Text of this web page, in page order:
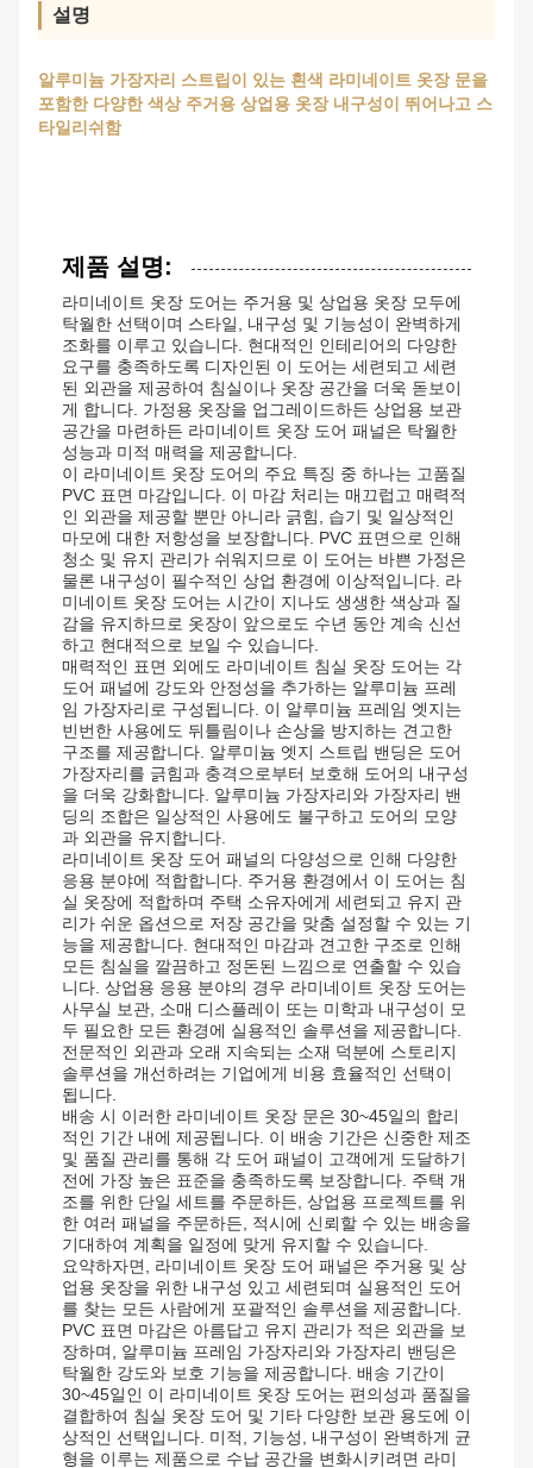
설명
알루미늄 가장자리 스트립이 있는 흰색 라미네이트 옷장 문을
포함한 다양한 색상 주거용 상업용 옷장 내구성이 뛰어나고 스
타일리쉬함
제품 설명:
라미네이트 옷장 도어는 주거용 및 상업용 옷장 모두에
탁월한 선택이며 스타일, 내구성 및 기능성이 완벽하게
조화를 이루고 있습니다. 현대적인 인테리어의 다양한
요구를 충족하도록 디자인된 이 도어는 세련되고 세련
된 외관을 제공하여 침실이나 옷장 공간을 더욱 돋보이
게 합니다. 가정용 옷장을 업그레이드하든 상업용 보관
공간을 마련하든 라미네이트 옷장 도어 패널은 탁월한
성능과 미적 매력을 제공합니다.
이 라미네이트 옷장 도어의 주요 특징 중 하나는 고품질
PVC 표면 마감입니다. 이 마감 처리는 매끄럽고 매력적
인 외관을 제공할 뿐만 아니라 긁힘, 습기 및 일상적인
마모에 대한 저항성을 보장합니다. PVC 표면으로 인해
청소 및 유지 관리가 쉬워지므로 이 도어는 바쁜 가정은
물론 내구성이 필수적인 상업 환경에 이상적입니다. 라
미네이트 옷장 도어는 시간이 지나도 생생한 색상과 질
감을 유지하므로 옷장이 앞으로도 수년 동안 계속 신선
하고 현대적으로 보일 수 있습니다.
매력적인 표면 외에도 라미네이트 침실 옷장 도어는 각
도어 패널에 강도와 안정성을 추가하는 알루미늄 프레
임 가장자리로 구성됩니다. 이 알루미늄 프레임 엣지는
빈번한 사용에도 뒤틀림이나 손상을 방지하는 견고한
구조를 제공합니다. 알루미늄 엣지 스트립 밴딩은 도어
가장자리를 긁힘과 충격으로부터 보호해 도어의 내구성
을 더욱 강화합니다. 알루미늄 가장자리와 가장자리 밴
딩의 조합은 일상적인 사용에도 불구하고 도어의 모양
과 외관을 유지합니다.
라미네이트 옷장 도어 패널의 다양성으로 인해 다양한
응용 분야에 적합합니다. 주거용 환경에서 이 도어는 침
실 옷장에 적합하며 주택 소유자에게 세련되고 유지 관
리가 쉬운 옵션으로 저장 공간을 맞춤 설정할 수 있는 기
능을 제공합니다. 현대적인 마감과 견고한 구조로 인해
모든 침실을 깔끔하고 정돈된 느낌으로 연출할 수 있습
니다. 상업용 응용 분야의 경우 라미네이트 옷장 도어는
사무실 보관, 소매 디스플레이 또는 미학과 내구성이 모
두 필요한 모든 환경에 실용적인 솔루션을 제공합니다.
전문적인 외관과 오래 지속되는 소재 덕분에 스토리지
솔루션을 개선하려는 기업에게 비용 효율적인 선택이
됩니다.
배송 시 이러한 라미네이트 옷장 문은 30~45일의 합리
적인 기간 내에 제공됩니다. 이 배송 기간은 신중한 제조
및 품질 관리를 통해 각 도어 패널이 고객에게 도달하기
전에 가장 높은 표준을 충족하도록 보장합니다. 주택 개
조를 위한 단일 세트를 주문하든, 상업용 프로젝트를 위
한 여러 패널을 주문하든, 적시에 신뢰할 수 있는 배송을
기대하여 계획을 일정에 맞게 유지할 수 있습니다.
요약하자면, 라미네이트 옷장 도어 패널은 주거용 및 상
업용 옷장을 위한 내구성 있고 세련되며 실용적인 도어
를 찾는 모든 사람에게 포괄적인 솔루션을 제공합니다.
PVC 표면 마감은 아름답고 유지 관리가 적은 외관을 보
장하며, 알루미늄 프레임 가장자리와 가장자리 밴딩은
탁월한 강도와 보호 기능을 제공합니다. 배송 기간이
30~45일인 이 라미네이트 옷장 도어는 편의성과 품질을
결합하여 침실 옷장 도어 및 기타 다양한 보관 용도에 이
상적인 선택입니다. 미적, 기능성, 내구성이 완벽하게 균
형을 이루는 제품으로 수납 공간을 변화시키려면 라미